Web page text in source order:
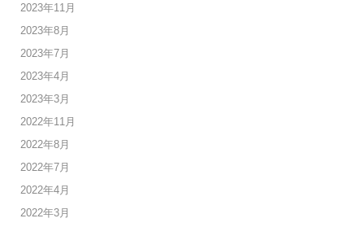
2023年11月
2023年8月
2023年7月
2023年4月
2023年3月
2022年11月
2022年8月
2022年7月
2022年4月
2022年3月